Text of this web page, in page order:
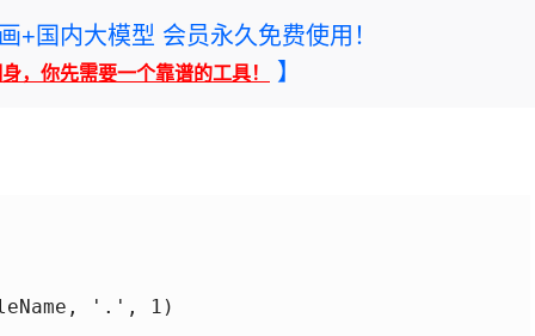
+国内大模型 会员永久免费使用！
，你先需要一个靠谱的工具！ 】
'.', 1)